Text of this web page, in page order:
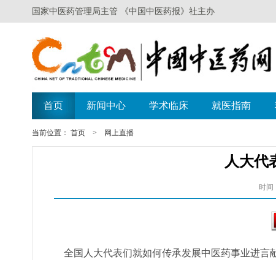
当前位置： 首页 > 网上直播
人大代
时间
全国人大代表们就如何传承发展中医药事业进言